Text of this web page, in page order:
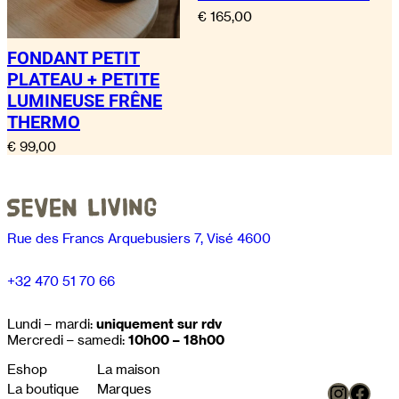
FONDANT PETIT
PLATEAU + PETITE
LUMINEUSE FRÊNE
THERMO
€ 99,00
€ 165,00
Rue des Francs Arquebusiers 7, Visé 4600
+32 470 51 70 66
Lundi – mardi: uniquement sur rdv
Mercredi – samedi: 10h00 – 18h00
Eshop
La boutique
La maison
Marques